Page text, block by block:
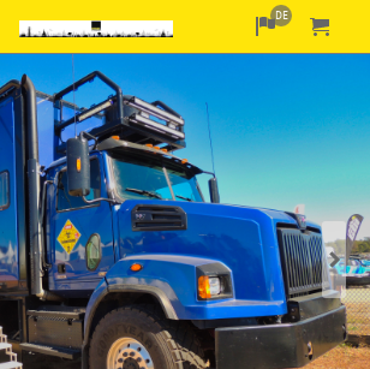
DE
Next